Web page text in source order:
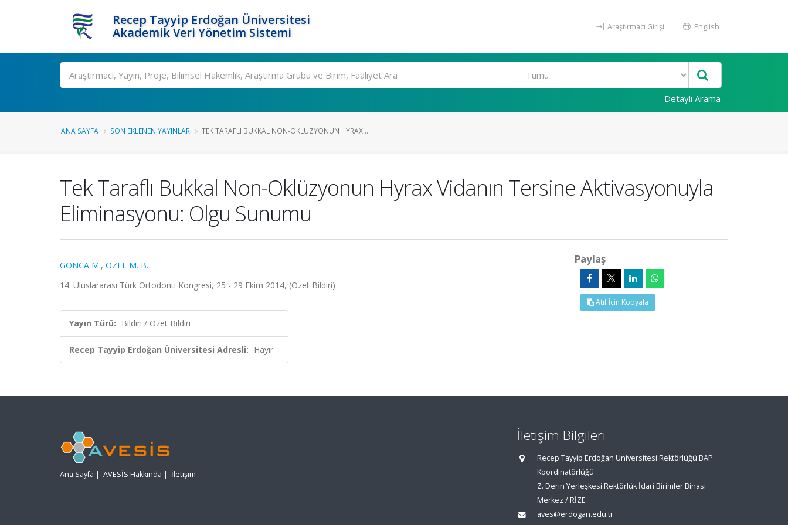
Recep Tayyip Erdoğan Üniversitesi
Akademik Veri Yönetim Sistemi
Araştırmacı Girişi English
Ara
Detaylı Arama
ANA SAYFA SON EKLENEN YAYINLAR TEK TARAFLI BUKKAL NON-OKLÜZYONUN HYRAX ...
Tek Taraflı Bukkal Non-Oklüzyonun Hyrax Vidanın Tersine Aktivasyonuyla
Eliminasyonu: Olgu Sunumu
GONCA M., ÖZEL M. B.
14. Uluslararası Türk Ortodonti Kongresi, 25 - 29 Ekim 2014, (Özet Bildiri)
Yayın Türü: Bildiri / Özet Bildiri
Recep Tayyip Erdoğan Üniversitesi Adresli: Hayır
Paylaş
Atıf İçin Kopyala
Ana Sayfa | AVESİS Hakkında | İletişim
İletişim Bilgileri
Recep Tayyip Erdoğan Üniversitesi Rektörlüğü BAP
Koordinatörlüğü
Z. Derin Yerleşkesi Rektörlük İdari Birimler Binası
Merkez / RİZE
aves@erdogan.edu.tr